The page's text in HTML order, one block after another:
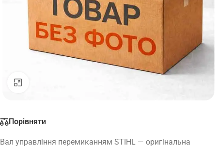
Порівняти
Вал управління перемиканням STIHL — оригінальна